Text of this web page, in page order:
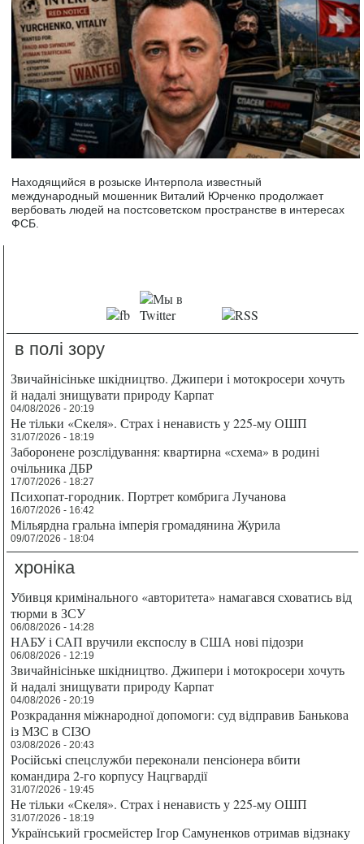
Находящийся в розыске Интерпола известный
международный мошенник Виталий Юрченко продолжает
вербовать людей на постсоветском пространстве в интересах
ФСБ.
в полі зору
Звичайнісіньке шкідництво. Джипери і мотокросери хочуть
й надалі знищувати природу Карпат
04/08/2026 - 20:19
Не тільки «Скеля». Страх і ненависть у 225-му ОШП
31/07/2026 - 18:19
Заборонене розслідування: квартирна «схема» в родині
очільника ДБР
17/07/2026 - 18:27
Психопат-городник. Портрет комбрига Лучанова
16/07/2026 - 16:42
Мільярдна гральна імперія громадянина Журила
09/07/2026 - 18:04
хроніка
Убивця кримінального «авторитета» намагався сховатись від
тюрми в ЗСУ
06/08/2026 - 14:28
НАБУ і САП вручили експослу в США нові підозри
06/08/2026 - 12:19
Звичайнісіньке шкідництво. Джипери і мотокросери хочуть
й надалі знищувати природу Карпат
04/08/2026 - 20:19
Розкрадання міжнародної допомоги: суд відправив Банькова
із МЗС в СІЗО
03/08/2026 - 20:43
Російські спецслужби переконали пенсіонера вбити
командира 2-го корпусу Нацгвардії
31/07/2026 - 19:45
Не тільки «Скеля». Страх і ненависть у 225-му ОШП
31/07/2026 - 18:19
Український гросмейстер Ігор Самуненков отримав відзнаку